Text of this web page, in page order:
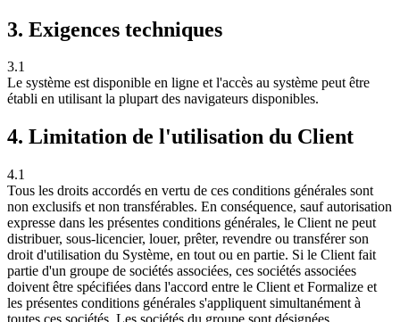
3. Exigences techniques
3.1
Le système est disponible en ligne et l'accès au système peut être
établi en utilisant la plupart des navigateurs disponibles.
4. Limitation de l'utilisation du Client
4.1
Tous les droits accordés en vertu de ces conditions générales sont
non exclusifs et non transférables. En conséquence, sauf autorisation
expresse dans les présentes conditions générales, le Client ne peut
distribuer, sous-licencier, louer, prêter, revendre ou transférer son
droit d'utilisation du Système, en tout ou en partie. Si le Client fait
partie d'un groupe de sociétés associées, ces sociétés associées
doivent être spécifiées dans l'accord entre le Client et Formalize et
les présentes conditions générales s'appliquent simultanément à